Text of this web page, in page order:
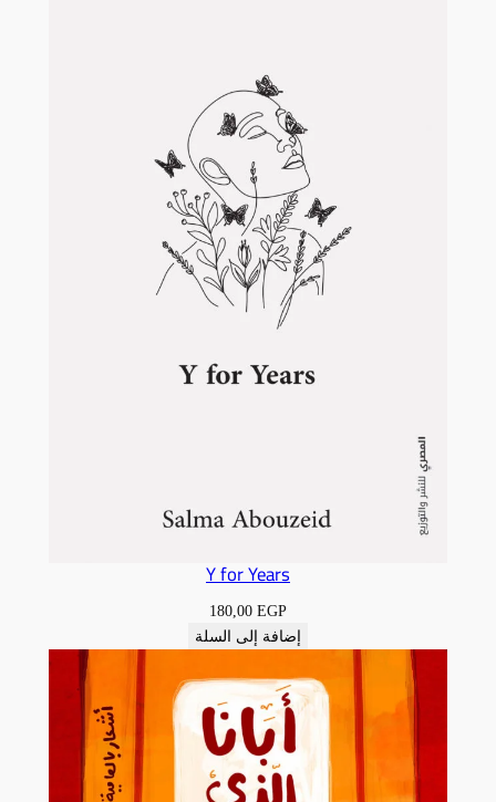
Y for Years
180,00 EGP
إضافة إلى السلة